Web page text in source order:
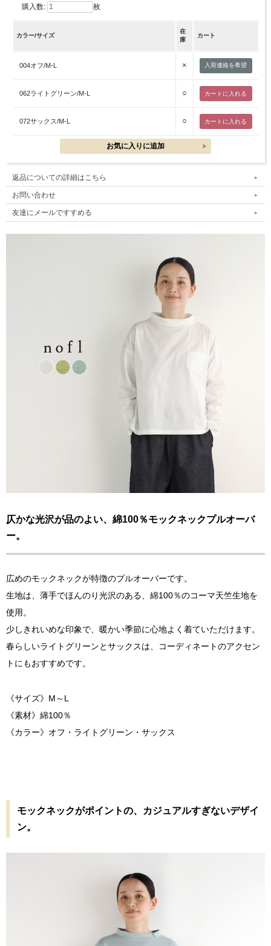
購入数: 枚
カラー/サイズ
在
庫
カート
004オフ/M-L × 入荷連絡を希望
062ライトグリーン/M-L ○
072サックス/M-L ○
返品についての詳細はこちら
お問い合わせ
友達にメールですすめる
仄かな光沢が品のよい、綿100％モックネックプルオーバ
ー。
広めのモックネックが特徴のプルオーバーです。
生地は、薄手でほんのり光沢のある、綿100％のコーマ天竺生地を
使用。
少しきれいめな印象で、暖かい季節に心地よく着ていただけます。
春らしいライトグリーンとサックスは、コーディネートのアクセン
トにもおすすめです。
《サイズ》M～L
《素材》綿100％
《カラー》オフ・ライトグリーン・サックス
モックネックがポイントの、カジュアルすぎないデザイ
ン。